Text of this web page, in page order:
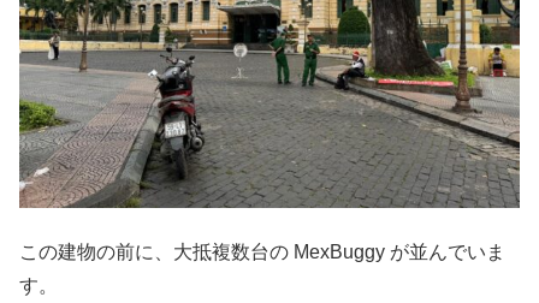
この建物の前に、大抵複数台の MexBuggy が並んでいま
す。